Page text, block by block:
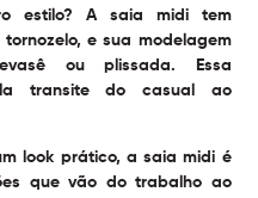
estilo? A saia midi tem
e sua modelagem
ou plissada. Essa
transite do casual ao
look prático, a saia midi é
que vão do trabalho ao